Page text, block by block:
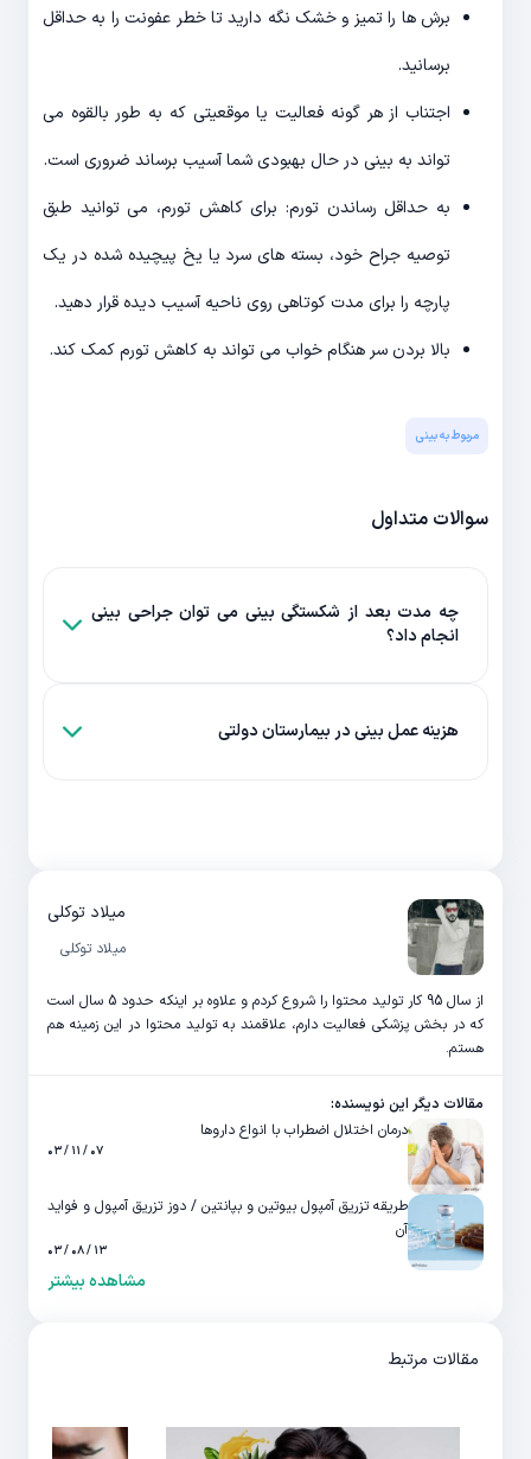
برش ها را تمیز و خشک نگه دارید تا خطر عفونت را به حداقل
برسانید.
اجتناب از هر گونه فعالیت یا موقعیتی که به طور بالقوه می
تواند به بینی در حال بهبودی شما آسیب برساند ضروری است.
به حداقل رساندن تورم: برای کاهش تورم، می توانید طبق
توصیه جراح خود، بسته های سرد یا یخ پیچیده شده در یک
پارچه را برای مدت کوتاهی روی ناحیه آسیب دیده قرار دهید.
بالا بردن سر هنگام خواب می تواند به کاهش تورم کمک کند.
مربوط به بینی
سوالات متداول
چه مدت بعد از شکستگی بینی می توان جراحی بینی
انجام داد؟
هزینه عمل بینی در بیمارستان دولتی
میلاد توکلی
میلاد توکلی
از سال 95 کار تولید محتوا را شروع کردم و علاوه بر اینکه حدود 5 سال است
که در بخش پزشکی فعالیت دارم، علاقمند به تولید محتوا در این زمینه هم
هستم.
مقالات دیگر این نویسنده:
درمان اختلال اضطراب با انواع داروها
۰۷ / ۱۱ / ۰۳
طریقه تزریق آمپول بیوتین و بپانتین / دوز تزریق آمپول و فواید
آن
۱۳ / ۰۸ / ۰۳
مشاهده بیشتر
مقالات مرتبط